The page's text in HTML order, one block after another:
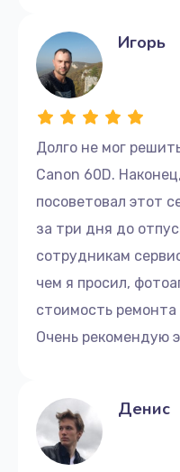
Долго не мог
Canon 60D.
посоветовал этот
за три дня до
сотрудникам
чем я просил,
стоимость
Очень рекомендую
Игорь
Денис